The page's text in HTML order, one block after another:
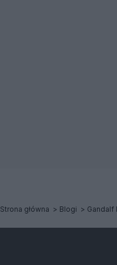
Strona główna Blogi Gandalf